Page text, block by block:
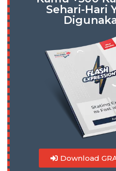
Sehari-Hari
Download